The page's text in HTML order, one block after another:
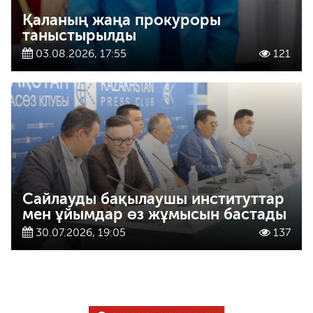
Қаланың жаңа прокуроры
таныстырылды
03.08.2026, 17:55 121
Сайлауды бақылаушы институттар
мен ұйымдар өз жұмысын бастады
30.07.2026, 19:05 137